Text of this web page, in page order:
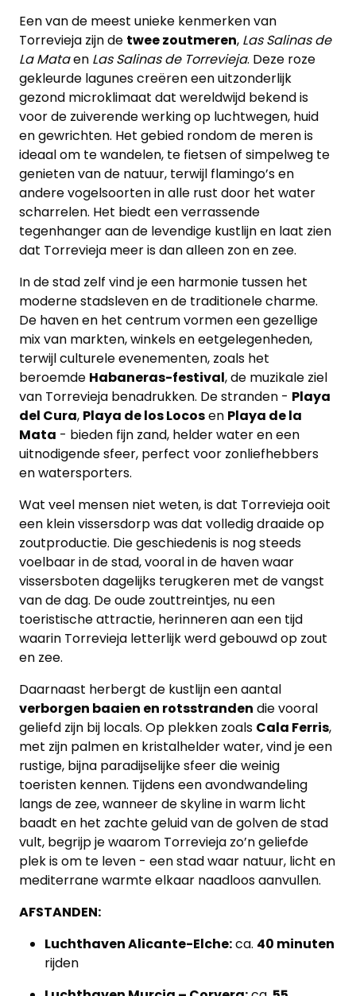
Een van de meest unieke kenmerken van
Torrevieja zijn de twee zoutmeren, Las Salinas de
La Mataen Las Salinas de Torrevieja. Deze roze
gekleurde lagunes creëren een uitzonderlijk
gezond microklimaat dat wereldwijd bekend is
voor de zuiverende werking op luchtwegen, huid
en gewrichten. Het gebied rondom de meren is
ideaal om te wandelen, te fietsen of simpelweg te
genieten van de natuur, terwijl flamingo’s en
andere vogelsoorten in alle rust door het water
scharrelen. Het biedt een verrassende
tegenhanger aan de levendige kustlijn en laat zien
dat Torrevieja meer is dan alleen zon en zee.
In de stad zelf vind je een harmonie tussen het
moderne stadsleven en de traditionele charme.
De haven en het centrum vormen een gezellige
mix van markten, winkels en eetgelegenheden,
terwijl culturele evenementen, zoals het
beroemde Habaneras-festival, de muzikale ziel
van Torrevieja benadrukken. De stranden - Playa
del Cura, Playa de los Locosen Playa de la
Mata - bieden fijn zand, helder water en een
uitnodigende sfeer, perfect voor zonliefhebbers
en watersporters.
Wat veel mensen niet weten, is dat Torrevieja ooit
een klein vissersdorp was dat volledig draaide op
zoutproductie. Die geschiedenis is nog steeds
voelbaar in de stad, vooral in de haven waar
vissersboten dagelijks terugkeren met de vangst
van de dag. De oude zouttreintjes, nu een
toeristische attractie, herinneren aan een tijd
waarin Torrevieja letterlijk werd gebouwd op zout
en zee.
Daarnaast herbergt de kustlijn een aantal
verborgen baaien en rotsstranden die vooral
geliefd zijn bij locals. Op plekken zoals Cala Ferris,
met zijn palmen en kristalhelder water, vind je een
rustige, bijna paradijselijke sfeer die weinig
toeristen kennen. Tijdens een avondwandeling
langs de zee, wanneer de skyline in warm licht
baadt en het zachte geluid van de golven de stad
vult, begrijp je waarom Torrevieja zo’n geliefde
plek is om te leven - een stad waar natuur, licht en
mediterrane warmte elkaar naadloos aanvullen.
AFSTANDEN:
Luchthaven Alicante-Elche:ca. 40 minuten
rijden